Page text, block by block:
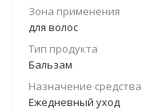
Зона применения
для волос
Тип продукта
Бальзам
Назначение средства
Ежедневный уход